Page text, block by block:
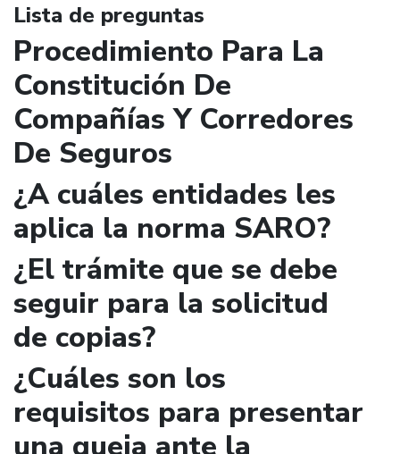
Lista de preguntas
Procedimiento Para La
Constitución De
Compañías Y Corredores
De Seguros
¿A cuáles entidades les
aplica la norma SARO?
¿El trámite que se debe
seguir para la solicitud
de copias?
¿Cuáles son los
requisitos para presentar